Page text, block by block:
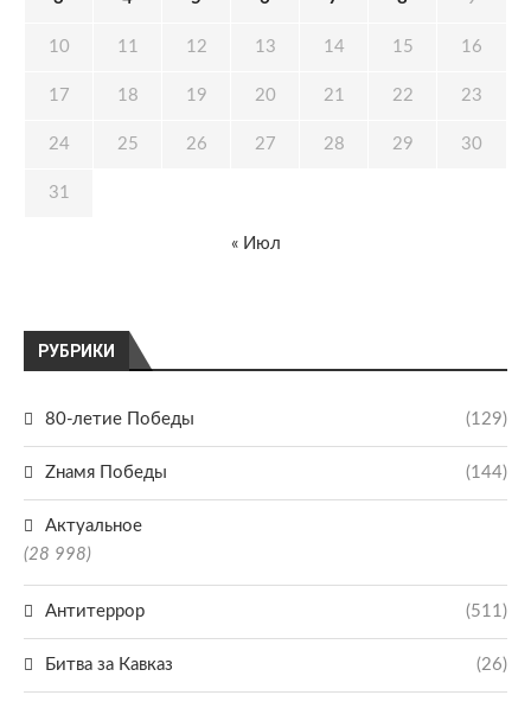
РУБРИКИ
80-летие Победы (129)
Zнамя Победы (144)
Актуальное
(28 998)
Антитеррор (511)
Битва за Кавказ (26)
10 11 12 13 14 15 16
17 18 19 20 21 22 23
24 25 26 27 28 29 30
31
« Июл